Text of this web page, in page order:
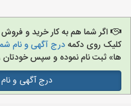
اگر شما هم به کار خرید و
کلیک روی دکمهدرج آگهی و نام
ها» ثبت نام نموده و سپس خودتان
درج آگهی و